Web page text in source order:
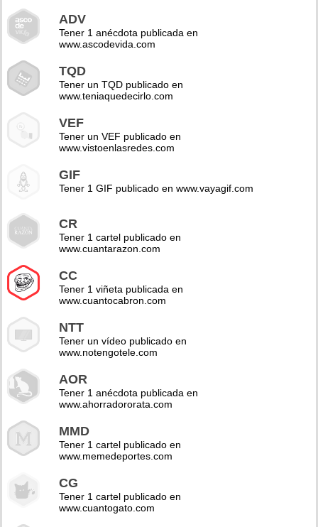
ADV
Tener 1 anécdota publicada en
www.ascodevida.com
TQD
Tener un TQD publicado en
www.teniaquedecirlo.com
VEF
Tener un VEF publicado en
www.vistoenlasredes.com
GIF
Tener 1 GIF publicado en www.vayagif.com
CR
Tener 1 cartel publicado en
www.cuantarazon.com
CC
Tener 1 viñeta publicada en
www.cuantocabron.com
NTT
Tener un vídeo publicado en
www.notengotele.com
AOR
Tener 1 anécdota publicada en
www.ahorradororata.com
MMD
Tener 1 cartel publicado en
www.memedeportes.com
CG
Tener 1 cartel publicado en
www.cuantogato.com